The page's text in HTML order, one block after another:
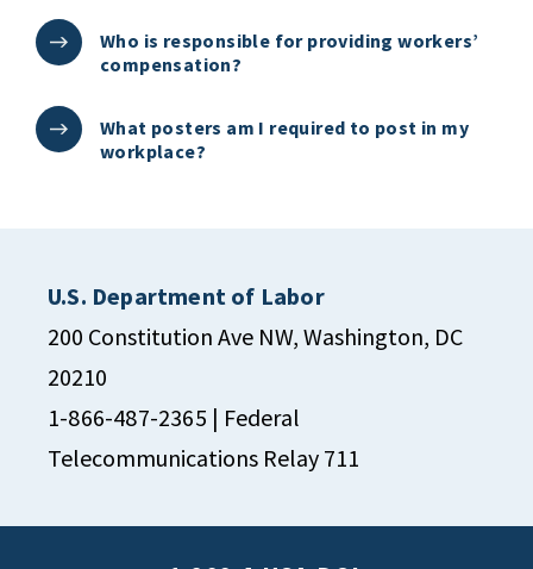
Who is responsible for providing workers’
compensation?
What posters am I required to post in my
workplace?
U.S. Department of Labor
200 Constitution Ave NW, Washington, DC
20210
1-866-487-2365 | Federal
Telecommunications Relay 711